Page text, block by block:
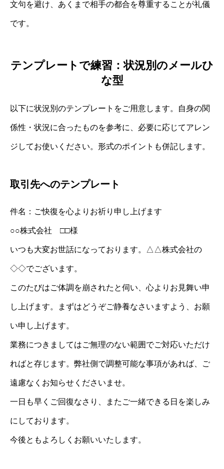
文句を避け、あくまで相手の都合を尊重することが礼儀
です。
テンプレートで練習：状況別のメールひ
な型
以下に状況別のテンプレートをご用意します。自身の関
係性・状況に合ったものを参考に、必要に応じてアレン
ジしてお使いください。形式のポイントも併記します。
取引先へのテンプレート
件名：ご快復を心よりお祈り申し上げます
○○株式会社 □□様
いつも大変お世話になっております。△△株式会社の
◇◇でございます。
このたびはご体調を崩されたと伺い、心よりお見舞い申
し上げます。まずはどうぞご静養なさいますよう、お願
い申し上げます。
業務につきましてはご無理のない範囲でご対応いただけ
ればと存じます。弊社側で調整可能な事項があれば、ご
遠慮なくお知らせくださいませ。
一日も早くご回復なさり、またご一緒できる日を楽しみ
にしております。
今後ともよろしくお願いいたします。